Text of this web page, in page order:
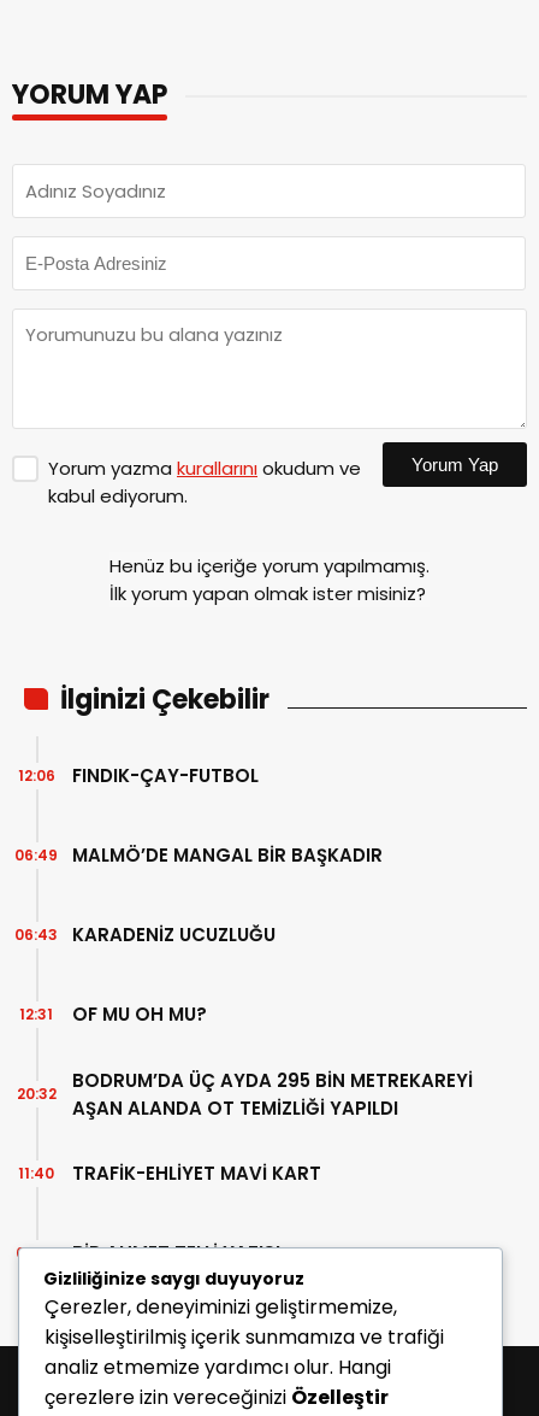
YORUM YAP
Yorum yazma kurallarınıokudum ve
kabul ediyorum.
Yorum Yap
Henüz bu içeriğe yorum yapılmamış.
İlk yorum yapan olmak ister misiniz?
İlginizi Çekebilir
FINDIK-ÇAY-FUTBOL
12:06
MALMÖ’DE MANGAL BİR BAŞKADIR
06:49
KARADENİZ UCUZLUĞU
06:43
OF MU OH MU?
12:31
BODRUM’DA ÜÇ AYDA 295 BİN METREKAREYİ
AŞAN ALANDA OT TEMİZLİĞİ YAPILDI
20:32
TRAFİK-EHLİYET MAVİ KART
11:40
BİR AHMET TELLİ YAZISI
07:30
Gizliliğinize saygı duyuyoruz
Çerezler, deneyiminizi geliştirmemize,
kişiselleştirilmiş içerik sunmamıza ve trafiği
analiz etmemize yardımcı olur. Hangi
çerezlere izin vereceğinizi Özelleştir